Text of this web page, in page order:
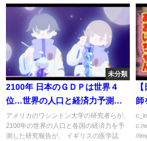
njpw noah_ghc
未分類
2100年 日本のＧＤＰは世界４
位…世界の人口と経済力予測
（2020年7月16日）
アメリカのワシントン大学の研究者らが、
2100年の世界の人口と各国の経済力を予
測した研究報告が、 イギリスの医学誌
師
ｗ
//